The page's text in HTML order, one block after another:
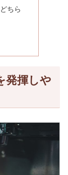
ちら
発揮しや